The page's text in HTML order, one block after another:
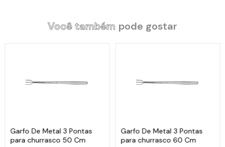
Você também pode gostar
Garfo De Metal 3 Pontas
para churrasco 50 Cm
Garfo De Metal 3 Pontas
para churrasco 60 Cm